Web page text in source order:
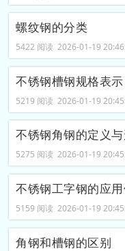
螺纹钢的分类
5422 阅读 2026-01-19
不锈钢槽钢规格表示
5219 阅读 2026-01-19
不锈钢角钢的定义
5275 阅读 2026-01-19
不锈钢工字钢的应
5159 阅读 2026-01-19
角钢和槽钢的区别